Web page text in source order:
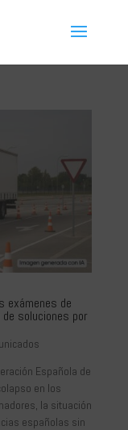
exámenes de
soluciones por
Española de
en los
la situación
españolas sin